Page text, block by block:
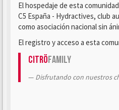
El hospedaje de esta
C5 España - Hydractives, club
como asociación nacional sin
El registro y acceso a esta
CitröFamily
Disfrutando con nuestros